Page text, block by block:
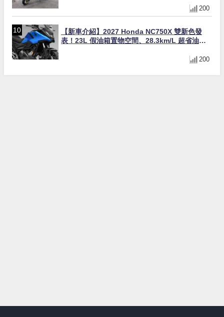
200
【新車介紹】2027 Honda NC750X 雙新色發
表！23L 假油箱置物空間、28.3km/L 超省油
200